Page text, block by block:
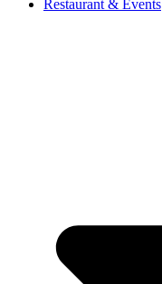
Restaurant & Events